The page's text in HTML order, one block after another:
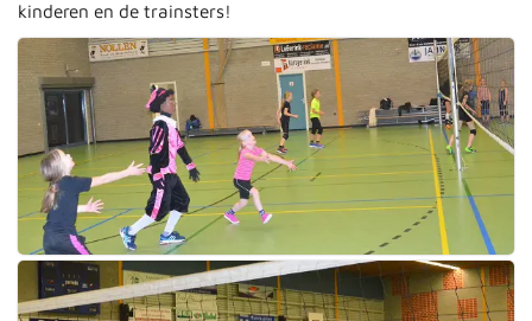
kinderen en de trainsters!